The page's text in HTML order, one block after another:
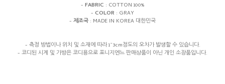
- FABRIC : COTTON 100%
- COLOR : GRAY
- 제조국 : MADE IN KOREA 대한민국
- 측정 방법이나 위치 및 소재에 따라 1~3cm정도의 오차가 발생할 수 있습니다.
- 코디된 시계 및 가방은 코디용으로 포니지엔느 판매상품이 아닌 개인 소장품입니다.